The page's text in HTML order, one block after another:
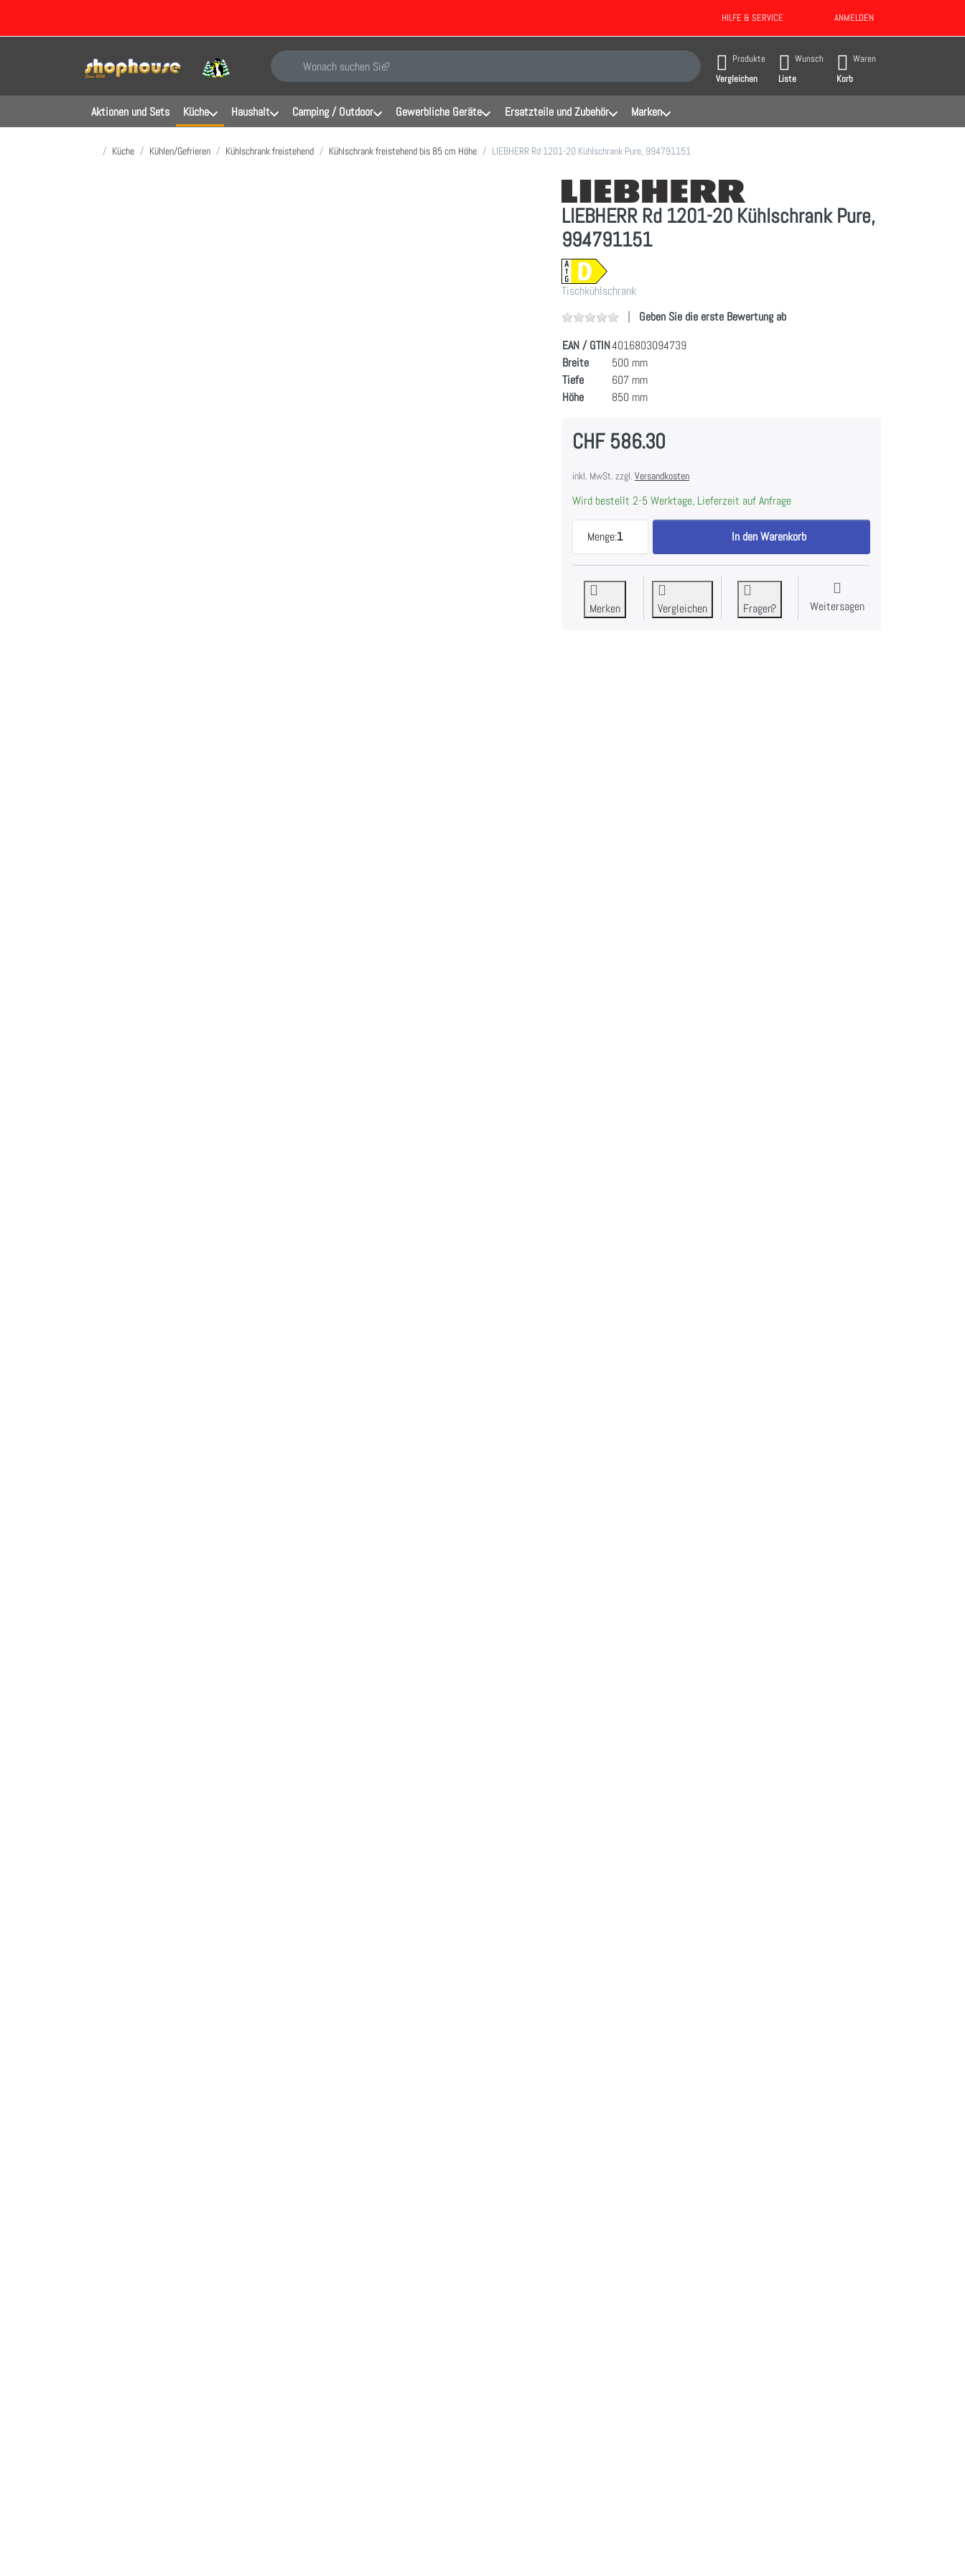
HILFE & SERVICE ANMELDEN
Geben Sie einen Suchbegriff ein. Während Sie tippen, erscheinen automatisch erste Ergebnisse. Drücken Sie die Eingabetaste, um alle Ergebnisse aufzurufen.
Produkte
Vergleichen
Wunsch
Liste
Waren
Korb
Aktionen und Sets Küche Haushalt Camping / Outdoor Gewerbliche Geräte Ersatzteile und Zubehör Marken
Startseite
Küche Kühlen/Gefrieren Kühlschrank freistehend Kühlschrank freistehend bis 85 cm Höhe LIEBHERR Rd 1201-20 Kühlschrank Pure, 994791151
LIEBHERR Rd 1201-20 Kühlschrank Pure,
994791151
Tischkühlschrank
Geben Sie die erste Bewertung ab
EAN / GTIN4016803094739
Breite
500 mm
Tiefe
607 mm
Höhe
850 mm
CHF 586.30
inkl. MwSt. zzgl. Versandkosten
Wird bestellt 2-5 Werktage, Lieferzeit auf Anfrage
Menge:1
LIEBHERR Rd 1201-20 Kühlschrank Pure, 994791151 zu CHF 586.30,
In den Warenkorb
Merken Vergleichen Fragen? Weitersagen